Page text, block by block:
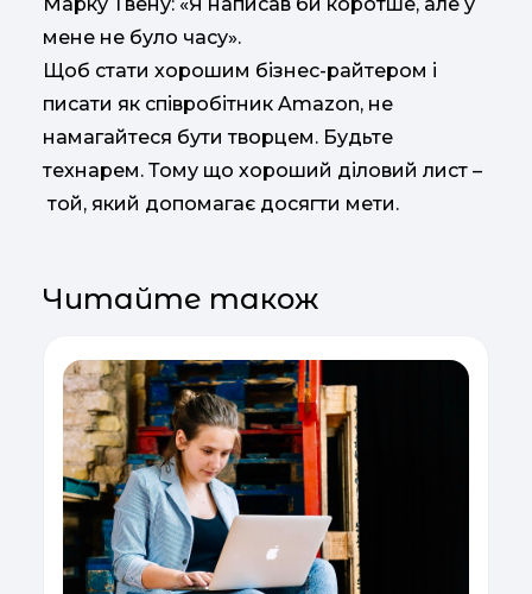
мене не було часу».
Щоб стати хорошим бізнес-райтером і
писати як співробітник Amazon, не
намагайтеся бути творцем. Будьте
технарем. Тому що хороший діловий лист –
той, який допомагає досягти мети.
Читайте також